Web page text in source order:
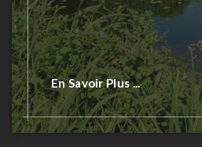
En Savoir Plus ...